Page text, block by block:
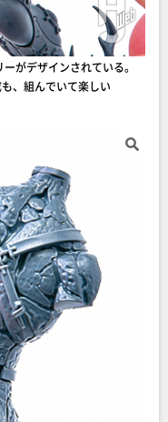
がデザインされている。
、組んでいて楽しい